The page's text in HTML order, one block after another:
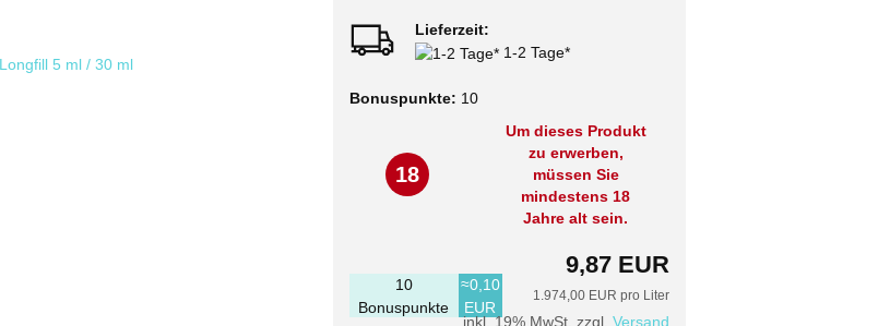
Lieferzeit:
1-2 Tage*
Bonuspunkte: 10
18
Um dieses Produkt
zu erwerben,
müssen Sie
mindestens 18
Jahre alt sein.
9,87 EUR
1.974,00 EUR pro Liter
inkl. 19% MwSt. zzgl. Versand
10
Bonuspunkte
≈0,10
EUR